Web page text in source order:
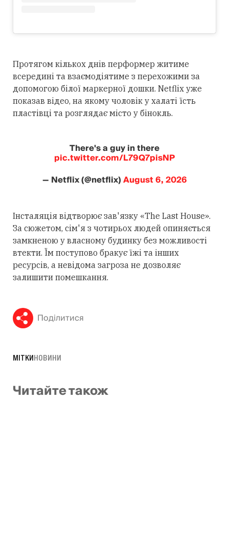
Протягом кількох днів перформер житиме
всередині та взаємодіятиме з перехожими за
допомогою білої маркерної дошки. Netflix уже
показав відео, на якому чоловік у халаті їсть
пластівці та розглядає місто у бінокль.
There's a guy in there
pic.twitter.com/L79Q7pisNP
— Netflix (@netflix)August 6, 2026
Інсталяція відтворює зав'язку «The Last House».
За сюжетом, сім'я з чотирьох людей опиняється
замкненою у власному будинку без можливості
втекти. Їм поступово бракує їжі та інших
ресурсів, а невідома загроза не дозволяє
залишити помешкання.
Поділитися
МІТКИНОВИНИ
Читайте також